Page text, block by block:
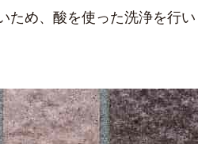
め、酸を使った洗浄を行い